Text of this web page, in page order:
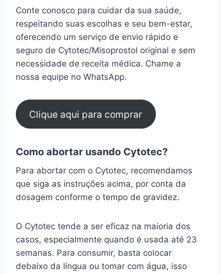
Conte conosco para cuidar da sua saúde,
respeitando suas escolhas e seu bem-estar,
oferecendo um serviço de envio rápido e
seguro de Cytotec/Misoprostol original e sem
necessidade de receita médica. Chame a
nossa equipe no WhatsApp.
Clique aqui para comprar
Como abortar usando Cytotec?
Para abortar com o Cytotec, recomendamos
que siga as instruções acima, por conta da
dosagem conforme o tempo de gravidez.
O Cytotec tende a ser eficaz na maioria dos
casos, especialmente quando é usada até 23
semanas. Para consumir, basta colocar
debaixo da língua ou tomar com água, isso